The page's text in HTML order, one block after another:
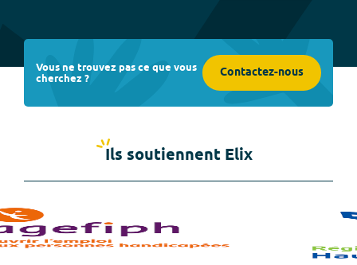
Vous ne trouvez pas ce que vous
cherchez ? Contactez-nous
Ils soutiennent Elix